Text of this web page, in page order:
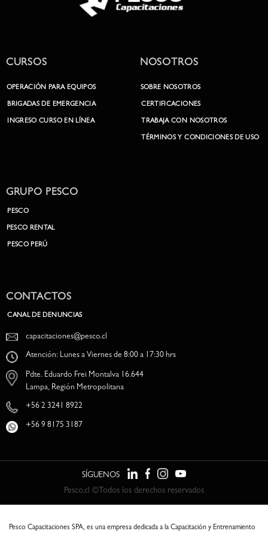
CURSOS
OPERACIÓN PARA EQUIPOS
BRIGADAS DE EMERGENCIA
INGRESO CURSO EN LÍNEA
NOSOTROS
SOBRE NOSOTROS
CERTIFICACIONES
TRABAJA CON NOSOTROS
TÉRMINOS Y CONDICIONES DE USO
GRUPO PESCO
PESCO
PESCO RENTAL
PESCO PERÚ
CONTACTOS
CANAL DE DENUNCIAS
capacitaciones@pesco.cl
Atención: Lunes a Viernes de 8:00 a 17:30 hrs
Pdte. Eduardo Frei Montalva 16.644
Lampa, Región Metropolitana
+56 2 3241 8922
+56 9 8175 3187
SÍGUENOS
Pesco.cl ©Todos los derechos reservados
Pesco Capacitaciones SPA, es una empresa dedicada a la Capacitación y Entrenamiento